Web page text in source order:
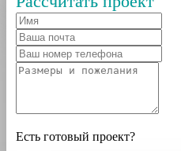
Есть готовый проект?